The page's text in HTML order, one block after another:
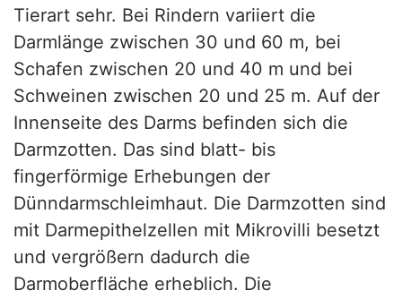
Tierart sehr. Bei Rindern variiert die
Darmlänge zwischen 30 und 60 m, bei
Schafen zwischen 20 und 40 m und bei
Schweinen zwischen 20 und 25 m. Auf der
Innenseite des Darms befinden sich die
Darmzotten. Das sind blatt- bis
fingerförmige Erhebungen der
Dünndarmschleimhaut. Die Darmzotten sind
mit Darmepithelzellen mit Mikrovilli besetzt
und vergrößern dadurch die
Darmoberfläche erheblich. Die